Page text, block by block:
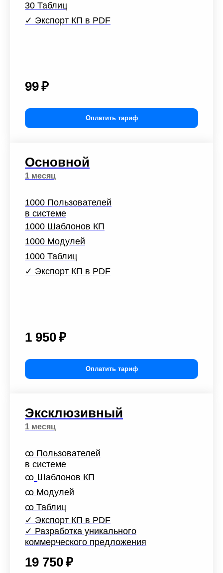
30 Таблиц
✓ Экспорт КП в PDF
99₽
Оплатить тариф
Основной
1 месяц
1000 Пользователей
в системе
1000 Шаблонов КП
1000 Модулей
1000 Таблиц
✓ Экспорт КП в PDF
1 950₽
Оплатить тариф
Эксклюзивный
1 месяц
ꝏ Пользователей
в системе
ꝏ Шаблонов КП
ꝏ Модулей
ꝏ Таблиц
✓ Экспорт КП в PDF
✓ Разработка уникального
коммерческого предложения
19 750₽